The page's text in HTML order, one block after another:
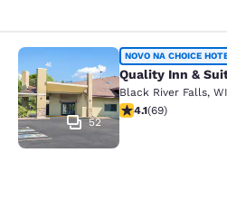
Quality Inn &
52
NOVO NA CHOICE
Quality Inn &
Black River Falls, WI
classificação 4.07
4.1(69)